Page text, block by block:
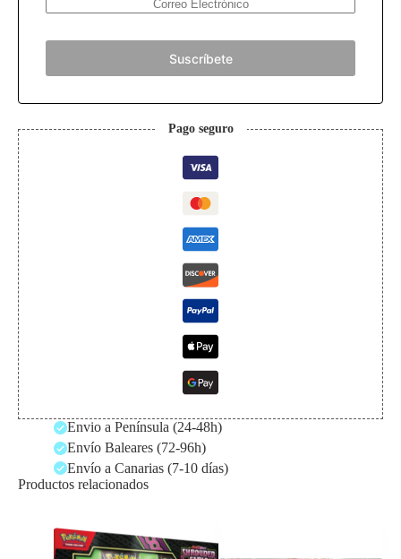
Suscríbete
Pago seguro
Envio a Península (24-48h)
Envío Baleares (72-96h)
Envío a Canarias (7-10 días)
Productos relacionados